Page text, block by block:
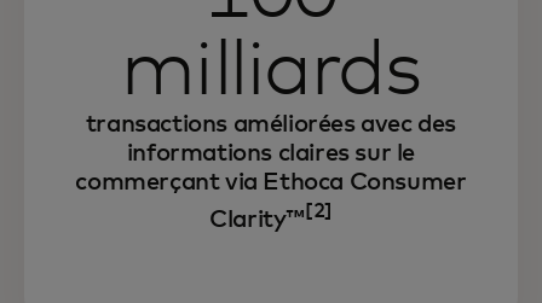
milliards
transactions améliorées avec des
informations claires sur le
commerçant via Ethoca Consumer
Clarity™ [2]